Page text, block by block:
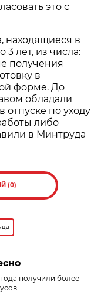
это с
находящиеся в
3 лет, из числа:
получения
в
форме. До
обладали
отпуске по уходу
либо
в Минтруда
(0)
получили более